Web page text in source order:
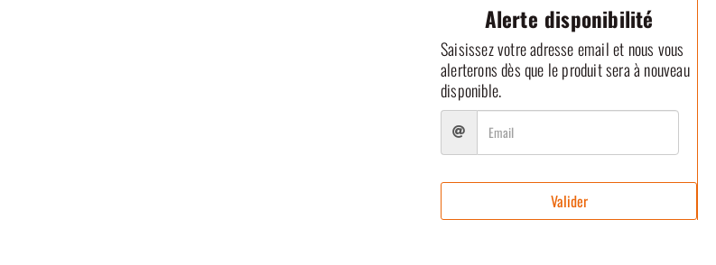
Alerte disponibilité
Saisissez votre adresse email et nous vous
alerterons dès que le produit sera à nouveau
disponible.
Valider